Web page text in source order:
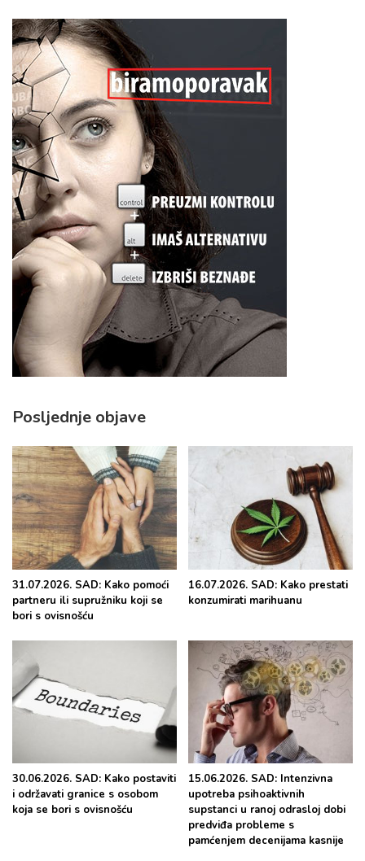
Posljednje objave
31.07.2026. SAD: Kako pomoći
partneru ili supružniku koji se
bori s ovisnošću
16.07.2026. SAD: Kako prestati
konzumirati marihuanu
30.06.2026. SAD: Kako postaviti
i održavati granice s osobom
koja se bori s ovisnošću
15.06.2026. SAD: Intenzivna
upotreba psihoaktivnih
supstanci u ranoj odrasloj dobi
predviđa probleme s
pamćenjem decenijama kasnije